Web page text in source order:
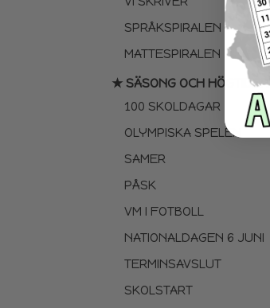
SPRÅKSPIRALEN
MATTESPIRALEN
★ SÄSONG OCH HÖGTIDER
100 SKOLDAGAR
OLYMPISKA SPELEN
SAMER
PÅSK
VM I FOTBOLL
NATIONALDAGEN 6 JUNI
TERMINSAVSLUT
SKOLSTART